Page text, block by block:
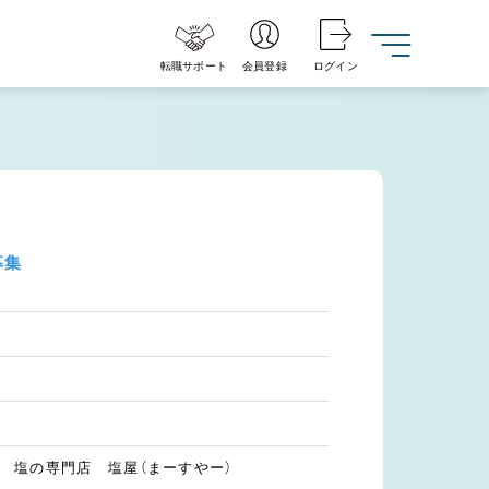
転職サポート 会員登録 ログイン
集
の専門店 塩屋（まーすやー）